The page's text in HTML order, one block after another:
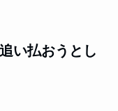
い払おうとし